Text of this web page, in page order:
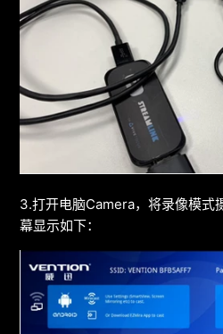
3.打开电脑Camera，将录像模式
幕显示如下：